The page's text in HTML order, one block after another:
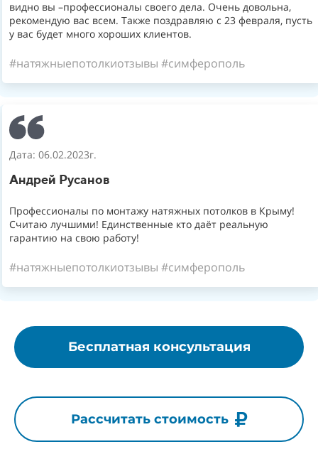
видно вы –профессионалы своего дела. Очень довольна,
рекомендую вас всем. Также поздравляю с 23 февраля, пусть
у вас будет много хороших клиентов.
#натяжныепотолкиотзывы #симферополь
Дата: 06.02.2023г.
Андрей Русанов
Профессионалы по монтажу натяжных потолков в Крыму!
Считаю лучшими! Единственные кто даёт реальную
гарантию на свою работу!
#натяжныепотолкиотзывы #симферополь
Бесплатная консультация
Рассчитать стоимость